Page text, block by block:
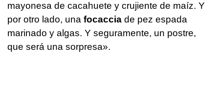
mayonesa de cacahuete y crujiente de maíz. Y
por otro lado, una focaccia de pez espada
marinado y algas. Y seguramente, un postre,
que será una sorpresa».